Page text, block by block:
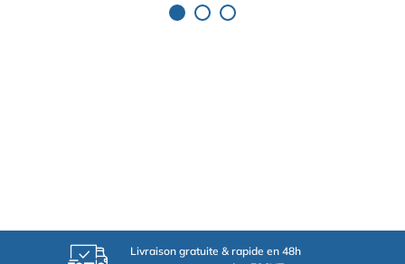
Livraison gratuite & rapide en 48h